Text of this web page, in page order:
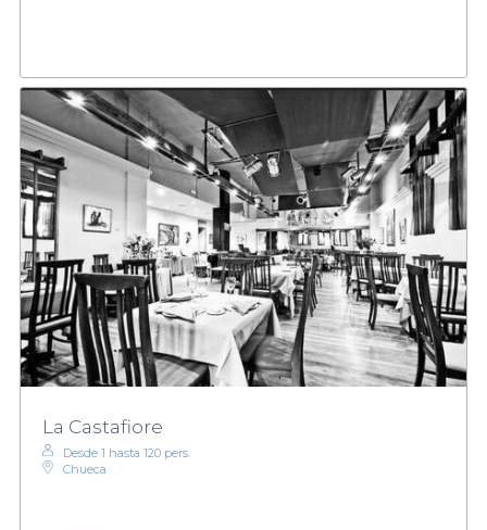
La Castafiore
Desde 1 hasta 120 pers.
Chueca